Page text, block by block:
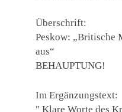
Überschrift:
Peskow: „Britische
aus“
BEHAUPTUNG!
Im Ergänzungstext:
" Klare Worte des